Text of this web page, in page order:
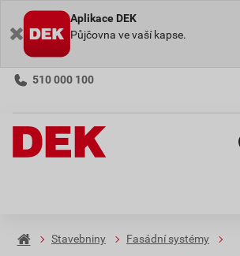
Aplikace DEK
Půjčovna ve vaší kapse.
510 000 100
Stavebniny
Fasádní systémy